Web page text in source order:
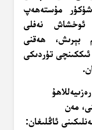
مۇستەھەپ
ئوخشاش نەفلى
بېرىش، ھەقنى
تۈردىكى
مەن
ئاڭلىغان: